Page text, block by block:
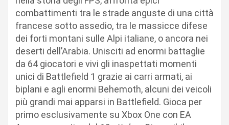
combattimenti tra le strade anguste di una città
francese sotto assedio, tra le massicce difese
dei forti montani sulle Alpi italiane, o ancora nei
deserti dell’Arabia. Unisciti ad enormi battaglie
da 64 giocatori e vivi gli inaspettati momenti
unici di Battlefield 1 grazie ai carri armati, ai
biplani e agli enormi Behemoth, alcuni dei veicoli
più grandi mai apparsi in Battlefield. Gioca per
primo esclusivamente su Xbox One con EA